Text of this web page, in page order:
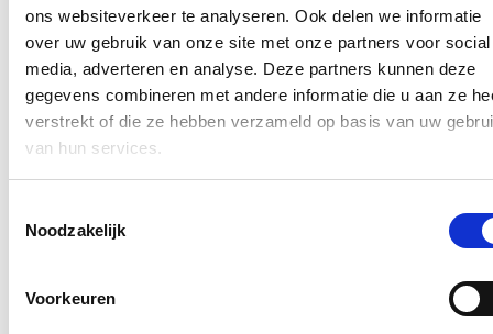
ons websiteverkeer te analyseren. Ook delen we informatie
over uw gebruik van onze site met onze partners voor social
media, adverteren en analyse. Deze partners kunnen deze
gegevens combineren met andere informatie die u aan ze
verstrekt of die ze hebben verzameld op basis van uw
van hun services.
Noodzakelijk
Voorkeuren
Nieuwe speeltuin in Ter Durmenpark komt er nog
dit jaar
Speelzones in de buurt zijn belangrijke ontmoetingsplaatsen voor
kinderen, ouders en buurtbewoners. Ze dragen bij aan de
dicht bij huis veilig te spelen.